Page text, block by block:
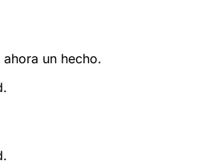
un hecho.